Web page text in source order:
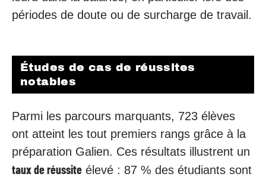
périodes de doute ou de surcharge de travail.
Études de cas de réussites
notables
Parmi les parcours marquants, 723 élèves
ont atteint les tout premiers rangs grâce à la
préparation Galien. Ces résultats illustrent un
taux de réussite élevé : 87 % des étudiants sont